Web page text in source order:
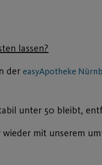
lassen?
der easyApotheke
unter 50 bleibt,
wieder mit unserem